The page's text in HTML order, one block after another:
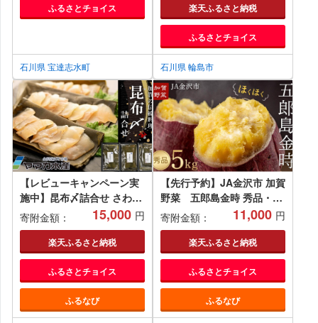
ふるさとチョイス
石川県 宝達志水町
楽天ふるさと納税
ふるさとチョイス
石川県 輪島市
【レビューキャンペーン実
施中】昆布〆詰合せ さわら
車ダイ 鯛 タイ 平目 ヒラメ
ひらめ 魚 石川 金沢 加賀百
万石 加賀 百万石 北陸 北陸
復興 北陸支援
寄附金額： 15,000 円
楽天ふるさと納税
ふるさとチョイス
ふるなび
【先行予約】JA金沢市 加賀
野菜 五郎島金時 秀品・
5kg サツマイモ さつまいも
芋 焼き芋 焼芋 金時 スイー
トポテト 芋ご飯 石川 金沢
加賀百万石 加賀 百万石 北
陸 北陸復興 北陸支援
寄附金額： 11,000 円
楽天ふるさと納税
ふるさとチョイス
ふるなび